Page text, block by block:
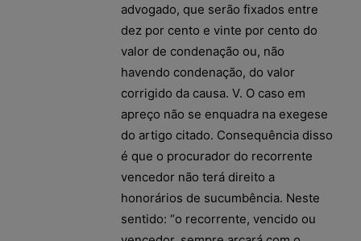
advogado, que serão fixados entre
dez por cento e vinte por cento do
valor de condenação ou, não
havendo condenação, do valor
corrigido da causa. V. O caso em
apreço não se enquadra na exegese
do artigo citado. Consequência disso
é que o procurador do recorrente
vencedor não terá direito a
honorários de sucumbência. Neste
sentido: “o recorrente, vencido ou